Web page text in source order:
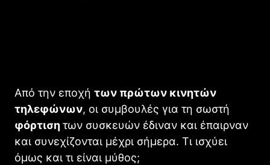
Από την εποχή των πρώτων κινητών
τηλεφώνων, οι συμβουλές για τη σωστή
φόρτισητων συσκευών έδιναν και έπαιρναν
και συνεχίζονται μέχρι σήμερα. Τι ισχύει
όμως και τι είναι μύθος;